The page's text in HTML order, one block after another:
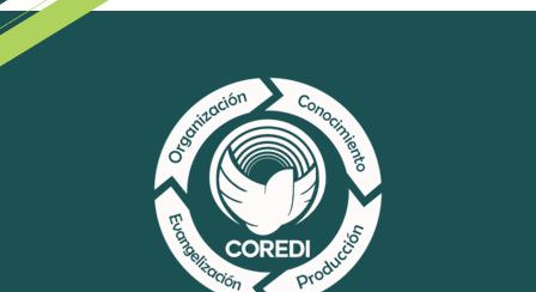
Educación Superior
Pastoral
Experiencias
Direccionamiento
Estratégico